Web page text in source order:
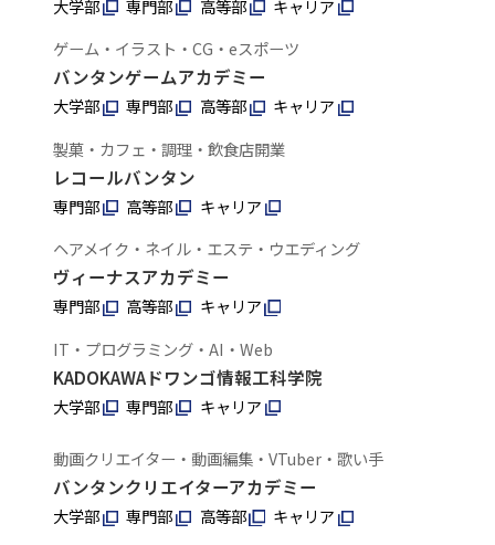
大学部 専門部 高等部
キャリア
ゲーム・イラスト・CG・eスポーツ
バンタンゲームアカデミー
大学部 専門部 高等部
キャリア
製菓・カフェ・調理・飲食店開業
レコールバンタン
専門部 高等部
キャリア
ヘアメイク・ネイル・エステ・ウエディング
ヴィーナスアカデミー
専門部 高等部
キャリア
IT・プログラミング・AI・Web
KADOKAWAドワンゴ情報工科学院
大学部 専門部 キャリア
動画クリエイター・動画編集・VTuber・歌い手
バンタンクリエイターアカデミー
大学部 専門部 高等部
キャリア